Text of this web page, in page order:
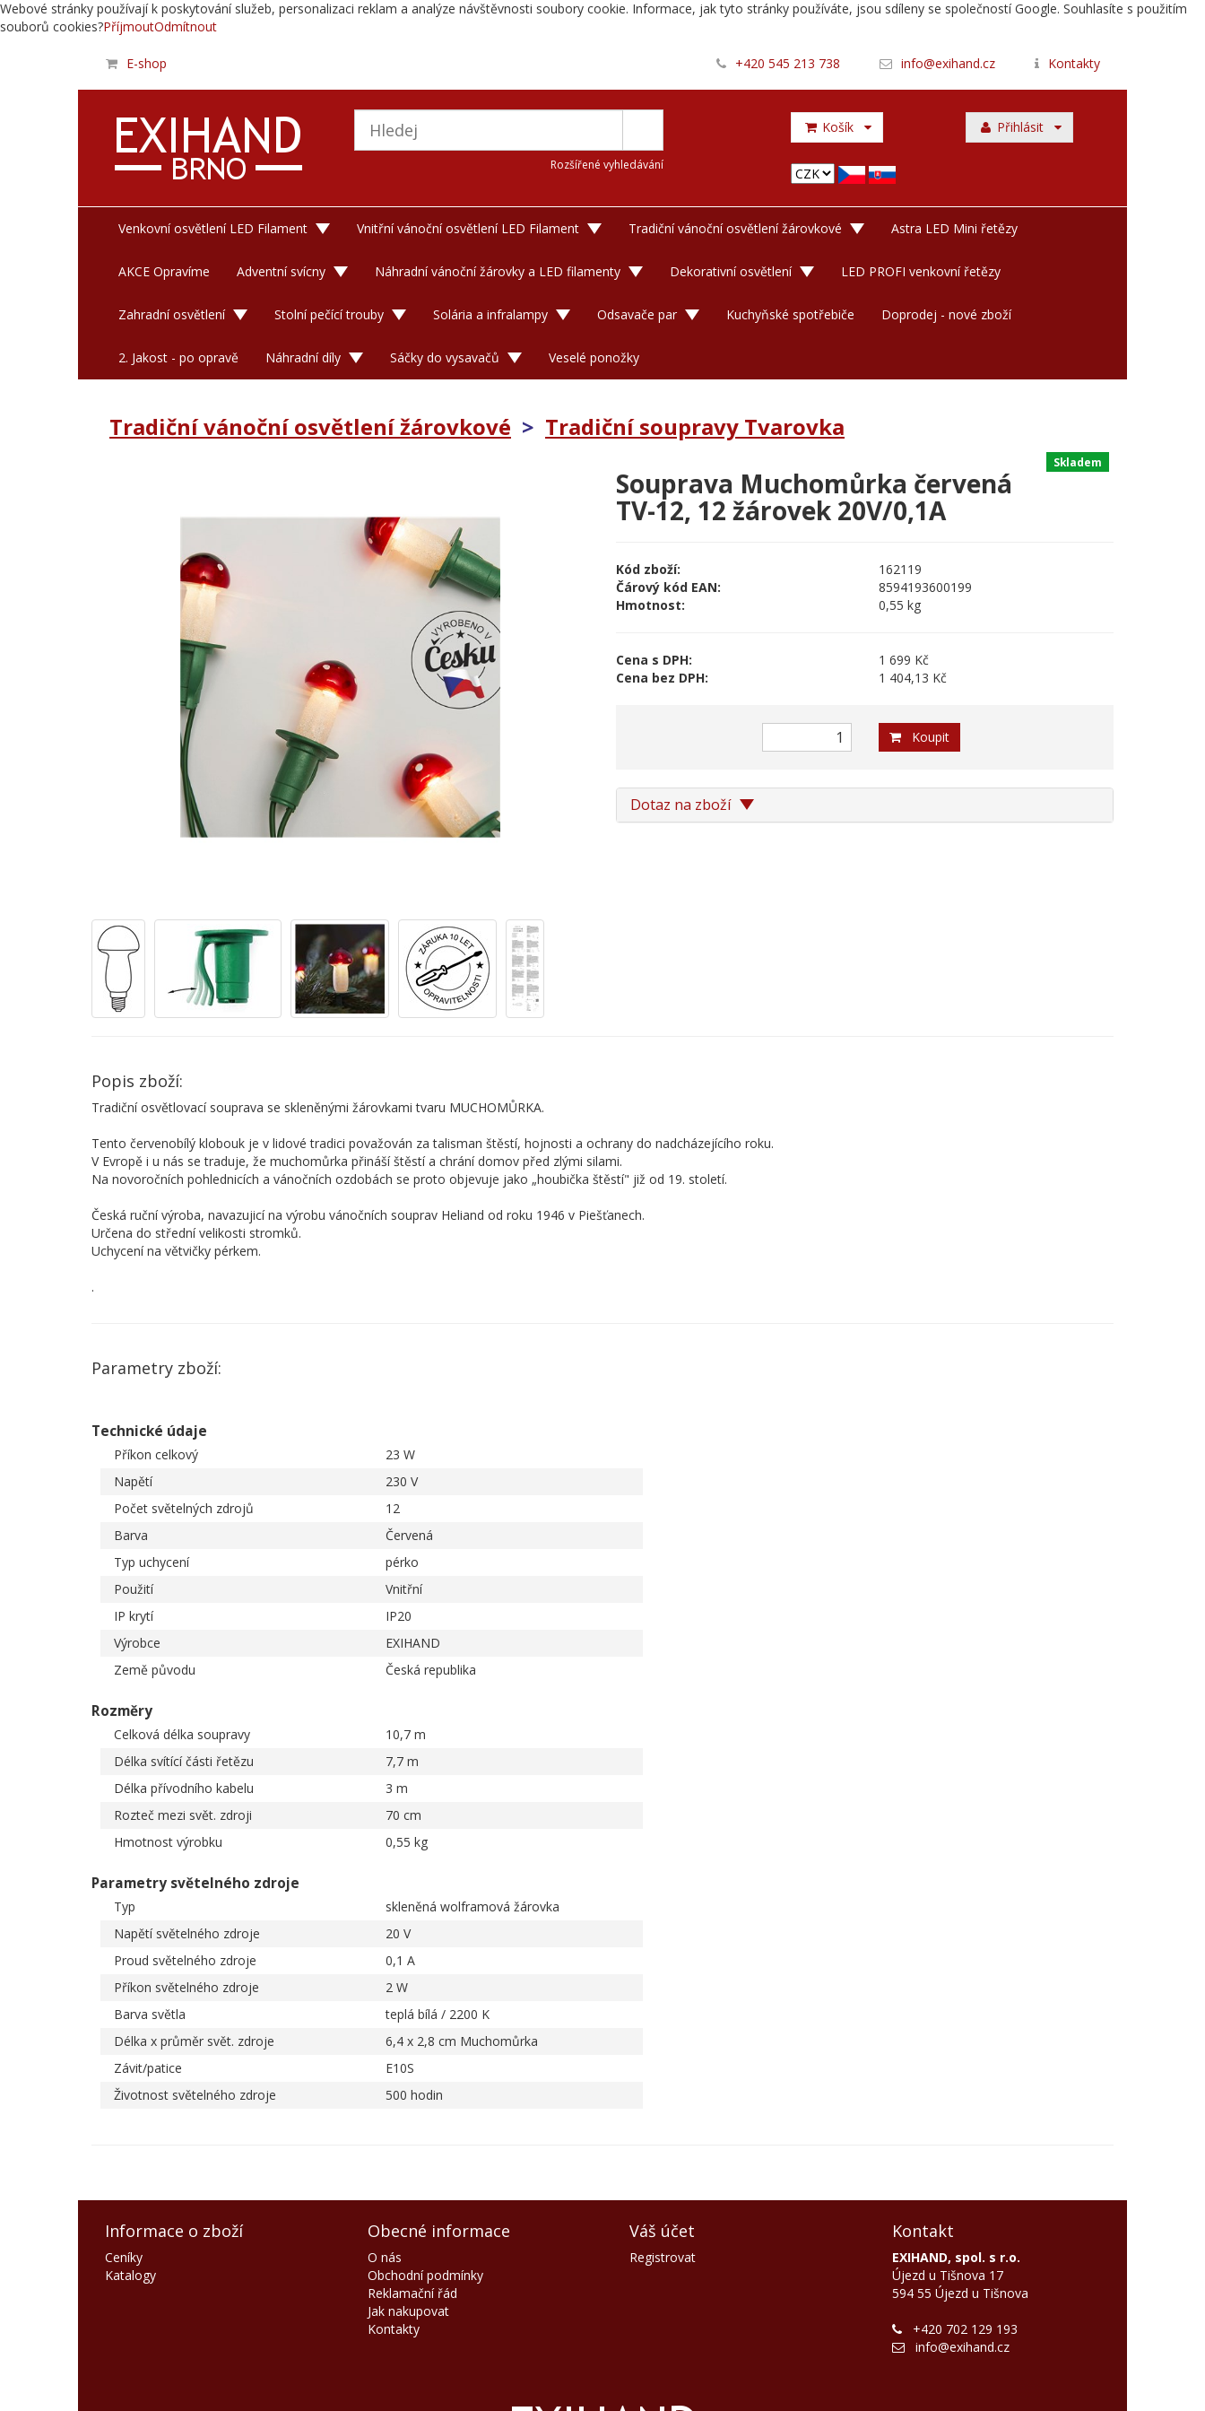
Webové stránky používají k poskytování služeb, personalizaci reklam a analýze návštěvnosti soubory cookie. Informace, jak tyto stránky používáte, jsou sdíleny se společností Google. Souhlasíte s použitím
souborů cookies?PříjmoutOdmítnout
E-shop +420 545 213 738 info@exihand.cz Kontakty
Rozšířené vyhledávání
Košík Přihlásit
Venkovní osvětlení LED Filament Vnitřní vánoční osvětlení LED Filament Tradiční vánoční osvětlení žárovkové Astra LED Mini řetězy
AKCE Opravíme Adventní svícny Náhradní vánoční žárovky a LED filamenty Dekorativní osvětlení LED PROFI venkovní řetězy
Zahradní osvětlení Stolní pečící trouby Solária a infralampy Odsavače par Kuchyňské spotřebiče Doprodej - nové zboží
2. Jakost - po opravě Náhradní díly Sáčky do vysavačů Veselé ponožky
Tradiční vánoční osvětlení žárovkové > Tradiční soupravy Tvarovka
Skladem
Souprava Muchomůrka červená
TV-12, 12 žárovek 20V/0,1A
Kód zboží:
162119
Čárový kód EAN:
8594193600199
Hmotnost:
0,55 kg
Cena s DPH:
1 699 Kč
Cena bez DPH:
1 404,13 Kč
Koupit
Dotaz na zboží
Popis zboží:
Tradiční osvětlovací souprava se skleněnými žárovkami tvaru MUCHOMŮRKA.
Tento červenobílý klobouk je v lidové tradici považován za talisman štěstí, hojnosti a ochrany do nadcházejícího roku.
V Evropě i u nás se traduje, že muchomůrka přináší štěstí a chrání domov před zlými silami.
Na novoročních pohlednicích a vánočních ozdobách se proto objevuje jako „houbička štěstí" již od 19. století.
Česká ruční výroba, navazujicí na výrobu vánočních souprav Heliand od roku 1946 v Piešťanech.
Určena do střední velikosti stromků.
Uchycení na větvičky pérkem.
.
Parametry zboží:
Technické údaje
Příkon celkový
23 W
Napětí
230 V
Počet světelných zdrojů
12
Barva
Červená
Typ uchycení
pérko
Použití
Vnitřní
IP krytí
IP20
Výrobce
EXIHAND
Země původu
Česká republika
Rozměry
Celková délka soupravy
10,7 m
Délka svítící části řetězu
7,7 m
Délka přívodního kabelu
3 m
Rozteč mezi svět. zdroji
70 cm
Hmotnost výrobku
0,55 kg
Parametry světelného zdroje
Typ
skleněná wolframová žárovka
Napětí světelného zdroje
20 V
Proud světelného zdroje
0,1 A
Příkon světelného zdroje
2 W
Barva světla
teplá bílá / 2200 K
Délka x průměr svět. zdroje
6,4 x 2,8 cm Muchomůrka
Závit/patice
E10S
Životnost světelného zdroje
500 hodin
Informace o zboží
Ceníky
Katalogy
Obecné informace
O nás
Obchodní podmínky
Reklamační řád
Jak nakupovat
Kontakty
Váš účet
Registrovat
Kontakt
EXIHAND, spol. s r.o.
Újezd u Tišnova 17
594 55 Újezd u Tišnova
+420 702 129 193
info@exihand.cz